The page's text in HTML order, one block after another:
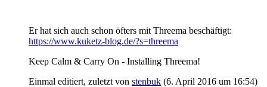
Er hat sich auch schon öfters mit Threema beschäftigt:
https://www.kuketz-blog.de/?s=threema
Keep Calm & Carry On - Installing Threema!
Einmal editiert, zuletzt von stenbuk (6. April 2016 um 16:54)